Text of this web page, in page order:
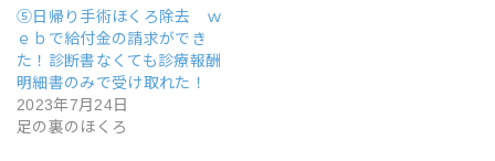
ィ
ン
ド
ウ
で
開
き
ま
す
く
だ
さ
い
新
し
い
ウ
⑤日帰り手術ほくろ除去 ｗ
ｅｂで給付金の請求ができ
た！診断書なくても診療報酬
明細書のみで受け取れた！
2023年7月24日
足の裏のほくろ